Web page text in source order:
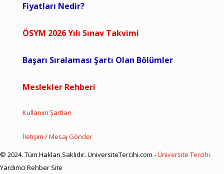
Fiyatları Nedir?
ÖSYM 2026 Yılı Sınav Takvimi
Başarı Sıralaması Şartı Olan Bölümler
Meslekler Rehberi
Kullanım Şartları
İletişim / Mesaj Gönder
© 2024. Tüm Hakları Saklıdır. UniversiteTercihi.com -Üniversite Tercihi
Yardımcı Rehber Site